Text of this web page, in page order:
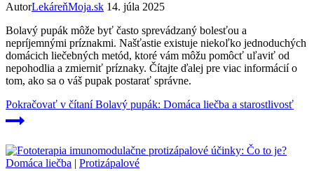
AutorLekáreňMoja.sk 14. júla 2025
Bolavý pupák môže byť často sprevádzaný bolesťou a
nepríjemnými príznakmi. Našťastie existuje niekoľko jednoduchých
domácich liečebných metód, ktoré vám môžu pomôcť uľaviť od
nepohodlia a zmierniť príznaky. Čítajte ďalej pre viac informácií o
tom, ako sa o váš pupak postarať správne.
Pokračovať v čítaníBolavý pupák: Domáca liečba a starostlivosť
Domáca liečba | Protizápalové